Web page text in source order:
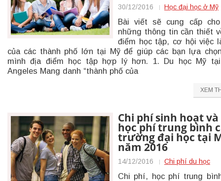
30/12/2016 Học đại học ở Mỹ
Bài viết sẽ cung cấp
những thông tin cần thiết
điểm học tập, cơ hội việc
của các thành phố lớn tại Mỹ để giúp các bạn lựa
mình địa điểm học tập hợp lý hơn. 1. Du học Mỹ
Angeles Mang danh “thành phố của
XEM
Chi phí sinh hoạt và
học phí trung bình
trường đại học tại
năm 2016
14/12/2016 Chi phí du học
Chi phí, học phí trung